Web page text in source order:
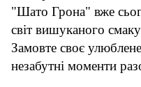
"Шато Грона" вже
світ вишуканого
Замовте своє
незабутні моменти